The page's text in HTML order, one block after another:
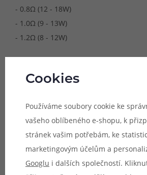
- 0.8Ω (12 - 18W)
- 1.0Ω (9 - 13W)
- 1.2Ω (8 - 12W)
Kompatibilní zařízení:
- BP Mods TMD Boro Tank
- BP Mods Lightsaber Kit
Vhodné pro:
Cookies
Používáme soubory cookie ke
vašeho oblíbeného e-shopu, k
stránek vašim potřebám, ke
marketingovým účelům a
Googlu i dalších společností.